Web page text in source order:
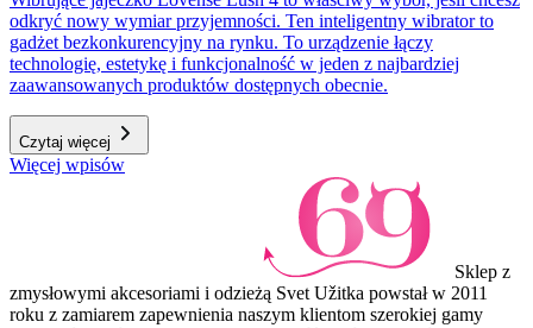
odkryć nowy wymiar przyjemności. Ten inteligentny wibrator to
gadżet bezkonkurencyjny na rynku. To urządzenie łączy
technologię, estetykę i funkcjonalność w jeden z najbardziej
zaawansowanych produktów dostępnych obecnie.
Czytaj więcej
Więcej wpisów
Sklep z
zmysłowymi akcesoriami i odzieżą Svet Užitka powstał w 2011
roku z zamiarem zapewnienia naszym klientom szerokiej gamy